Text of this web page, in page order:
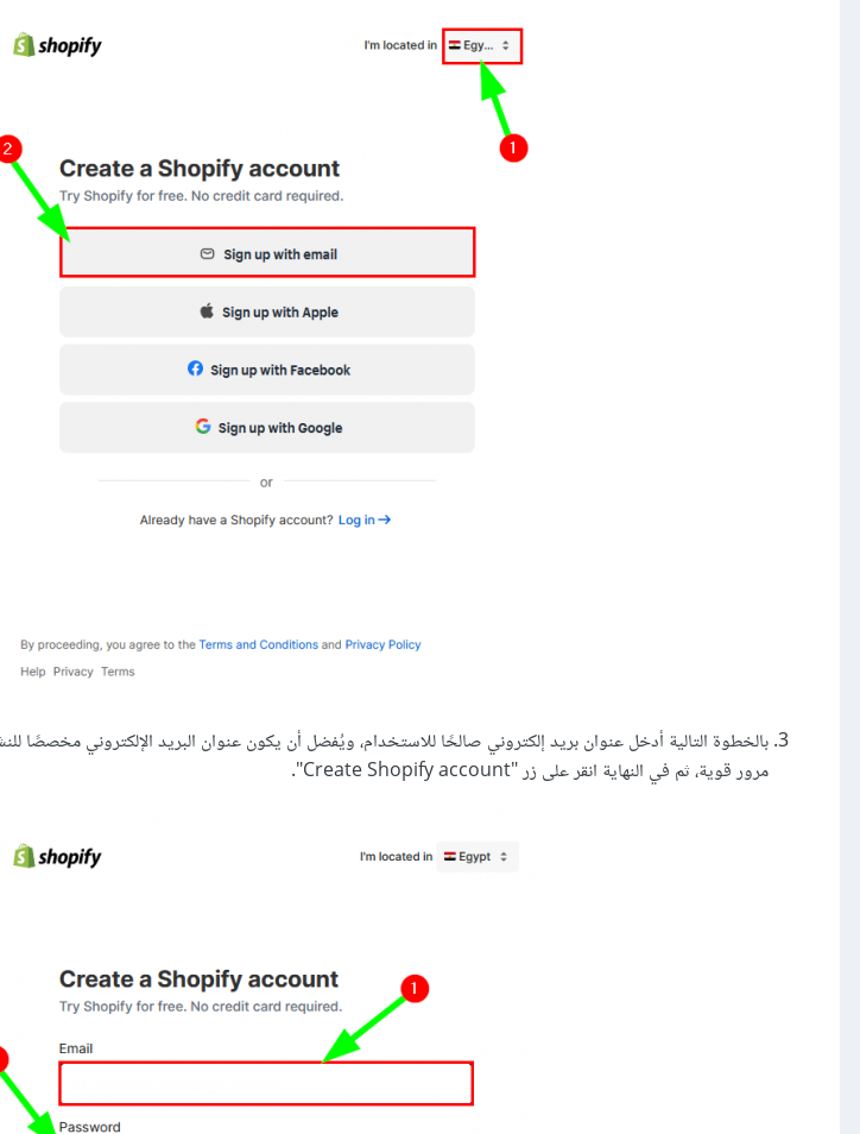
بالخطوة التالية أدخل عنوان بريد إلكتروني صالحًا للاستخدام، ويُفضل أن يكون عنوان البريد الإلكتروني مخصصًا
مرور قوية، ثم في النهاية انقر على زر "Create Shopify account".